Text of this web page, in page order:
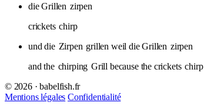
die Grillen zirpen
crickets chirp
und die Zirpen grillen weil die Grillen zirpen
and the chirping Grill because the crickets chirp
© 2026 · babelfish.fr
Mentions légales Confidentialité